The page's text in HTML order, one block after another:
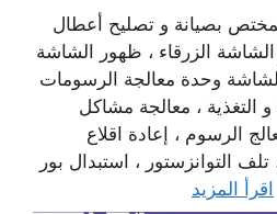
بصيانة و تصليح أعطال
الزرقاء ، ظهور الشاشة
وحدة معالجة الرسومات
التغذية ، معالجة مشاكل
الرسوم ، إعادة اقلاع
التوانزستور ، استبدال بور
اقرأ المزيد